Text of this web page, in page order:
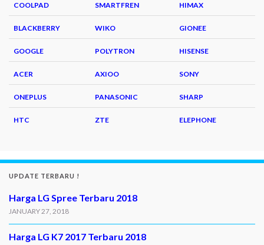
COOLPAD SMARTFREN HIMAX
BLACKBERRY WIKO GIONEE
GOOGLE POLYTRON HISENSE
ACER AXIOO SONY
ONEPLUS PANASONIC SHARP
HTC ZTE ELEPHONE
UPDATE TERBARU !
Harga LG Spree Terbaru 2018
JANUARY 27, 2018
Harga LG K7 2017 Terbaru 2018